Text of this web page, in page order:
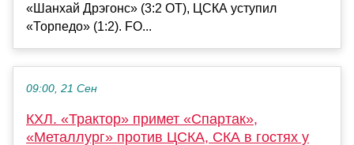
«Шанхай Дрэгонс» (3:2 ОТ), ЦСКА уступил
«Торпедо» (1:2). FO...
09:00, 21 Сен
КХЛ. «Трактор» примет «Спартак»,
«Металлург» против ЦСКА, СКА в гостях у